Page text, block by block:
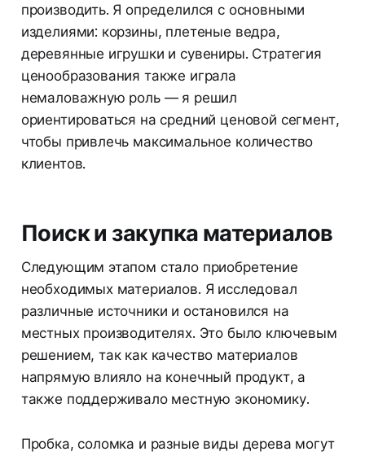
производить. Я определился с основными
изделиями: корзины, плетеные ведра,
деревянные игрушки и сувениры. Стратегия
ценообразования также играла
немаловажную роль — я решил
ориентироваться на средний ценовой сегмент,
чтобы привлечь максимальное количество
клиентов.
Поиск и закупка материалов
Следующим этапом стало приобретение
необходимых материалов. Я исследовал
различные источники и остановился на
местных производителях. Это было ключевым
решением, так как качество материалов
напрямую влияло на конечный продукт, а
также поддерживало местную экономику.
Пробка, соломка и разные виды дерева могут